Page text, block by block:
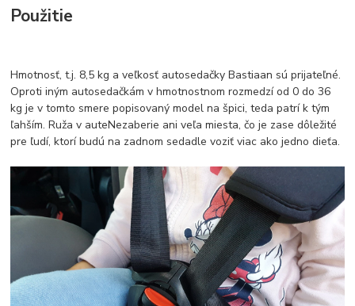
Použitie
Hmotnosť, t.j. 8,5 kg a veľkosť autosedačky Bastiaan sú prijateľné.
Oproti iným autosedačkám v hmotnostnom rozmedzí od 0 do 36
kg je v tomto smere popisovaný model na špici, teda patrí k tým
ľahším. Ruža v auteNezaberie ani veľa miesta, čo je zase dôležité
pre ľudí, ktorí budú na zadnom sedadle voziť viac ako jedno dieťa.